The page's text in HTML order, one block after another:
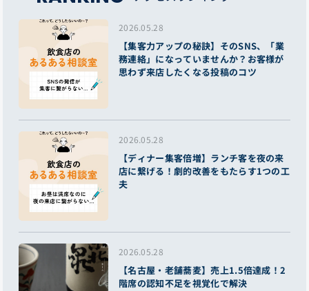
2026.05.28
【集客力アップの秘訣】そのSNS、「業
務連絡」になっていませんか？お客様が
思わず来店したくなる投稿のコツ
2026.05.28
【ディナー集客倍増】ランチ客を夜の来
店に繋げる！劇的改善をもたらす1つの工
夫
2026.05.28
【名古屋・老舗蕎麦】売上1.5倍達成！2
階席の認知不足を視覚化で解決